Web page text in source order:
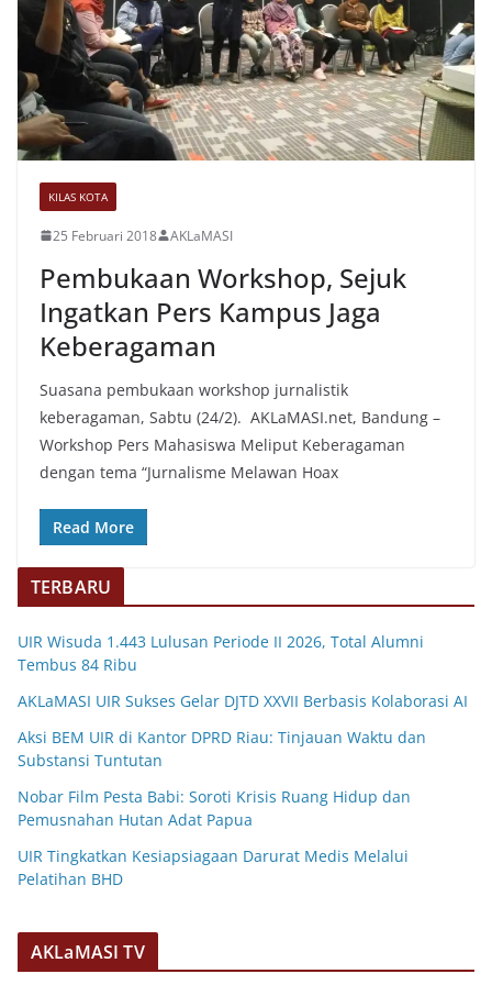
KILAS KOTA
25 Februari 2018 AKLaMASI
Pembukaan Workshop, Sejuk
Ingatkan Pers Kampus Jaga
Keberagaman
Suasana pembukaan workshop jurnalistik
keberagaman, Sabtu (24/2). AKLaMASI.net, Bandung –
Workshop Pers Mahasiswa Meliput Keberagaman
dengan tema “Jurnalisme Melawan Hoax
Read More
TERBARU
UIR Wisuda 1.443 Lulusan Periode II 2026, Total Alumni
Tembus 84 Ribu
AKLaMASI UIR Sukses Gelar DJTD XXVII Berbasis Kolaborasi AI
Aksi BEM UIR di Kantor DPRD Riau: Tinjauan Waktu dan
Substansi Tuntutan
Nobar Film Pesta Babi: Soroti Krisis Ruang Hidup dan
Pemusnahan Hutan Adat Papua
UIR Tingkatkan Kesiapsiagaan Darurat Medis Melalui
Pelatihan BHD
AKLaMASI TV